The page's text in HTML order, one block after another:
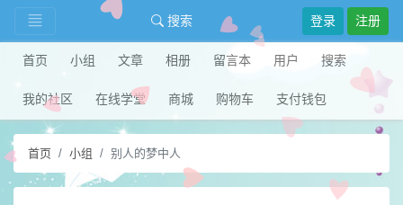
搜索 登录 注册
首页 小组 文章 相册 留言本 用户 搜索
我的社区 在线学堂 商城 购物车 支付钱包
首页 小组 别人的梦中人